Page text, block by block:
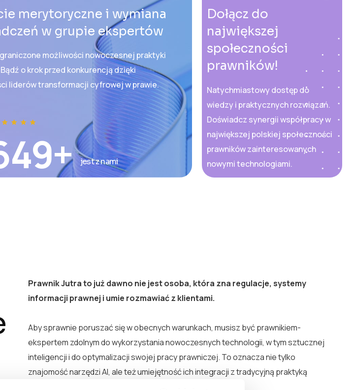
merytoryczne i wymiana
w grupie ekspertów
możliwości nowoczesnej praktyki
o krok przed konkurencją dzięki
liderów transformacji cyfrowej w prawie.
+ jest z nami
Dołącz do
największej
społeczności
prawników!
Natychmiastowy dostęp do
wiedzy i praktycznych rozwiązań.
Doświadcz synergii współpracy w
największej polskiej społeczności
prawników zainteresowanych
nowymi technologiami.
Prawnik Jutra to już dawno nie jest osoba, która zna regulacje, systemy
informacji prawnej i umie rozmawiać z klientami.
Aby sprawnie poruszać się w obecnych warunkach, musisz być prawnikiem-
ekspertem zdolnym do wykorzystania nowoczesnych technologii, w tym sztucznej
inteligencji i do optymalizacji swojej pracy prawniczej. To oznacza nie tylko
znajomość narzędzi AI, ale też umiejętność ich integracji z tradycyjną praktyką